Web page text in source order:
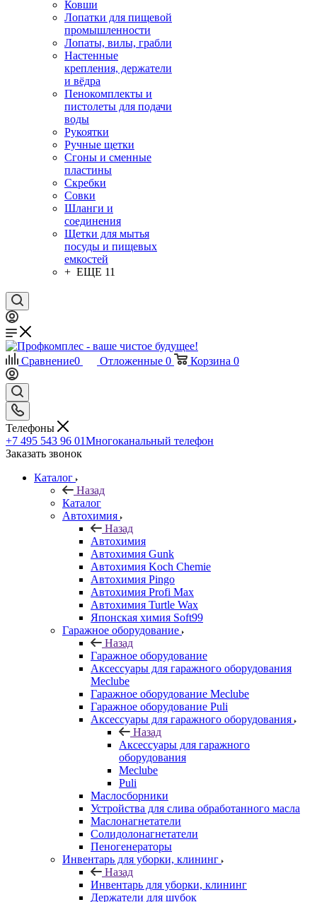
Ковши
Лопатки для пищевой
промышленности
Лопаты, вилы, грабли
Настенные
крепления, держатели
и вёдра
Пенокомплекты и
пистолеты для подачи
воды
Рукоятки
Ручные щетки
Сгоны и сменные
пластины
Скребки
Совки
Шланги и
соединения
Щетки для мытья
посуды и пищевых
емкостей
+ ЕЩЕ 11
Сравнение0 Отложенные 0 Корзина 0
Телефоны
+7 495 543 96 01Многоканальный телефон
Заказать звонок
Каталог
Назад
Каталог
Автохимия
Назад
Автохимия
Автохимия Gunk
Автохимия Koch Chemie
Автохимия Pingo
Автохимия Profi Max
Автохимия Turtle Wax
Японская химия Soft99
Гаражное оборудование
Назад
Гаражное оборудование
Аксессуары для гаражного оборудования
Meclube
Гаражное оборудование Meclube
Гаражное оборудование Puli
Аксессуары для гаражного оборудования
Назад
Аксессуары для гаражного
оборудования
Meclube
Puli
Маслосборники
Устройства для слива обработанного масла
Маслонагнетатели
Солидолонагнетатели
Пеногенераторы
Инвентарь для уборки, клининг
Назад
Инвентарь для уборки, клининг
Держатели для шубок